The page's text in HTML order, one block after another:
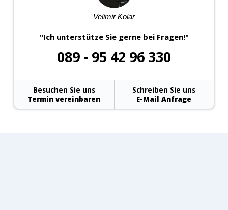
Velimir Kolar
"Ich unterstütze Sie gerne bei Fragen!"
089 - 95 42 96 330
Besuchen Sie uns
Termin vereinbaren
Schreiben Sie uns
E-Mail Anfrage